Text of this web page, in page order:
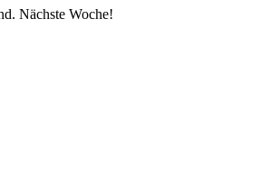
Nächste Woche!